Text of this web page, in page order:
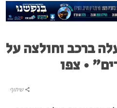
ברכב וחולצה על
• צפו
שיתוף